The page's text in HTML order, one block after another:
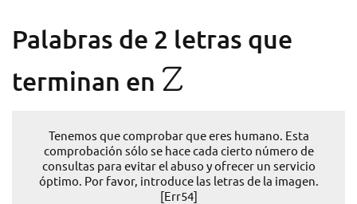
Palabras de 2 letras que
terminan en Z
Tenemos que comprobar que eres humano. Esta
comprobación sólo se hace cada cierto número de
consultas para evitar el abuso y ofrecer un servicio
óptimo. Por favor, introduce las letras de la imagen.
[Err54]